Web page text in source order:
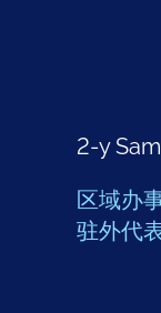
2-y
区域办
驻外代